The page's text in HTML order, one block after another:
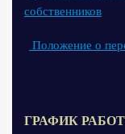
собственников
Положение о
ГРАФИК